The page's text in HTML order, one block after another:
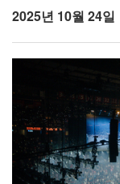
2025년 10월 24일